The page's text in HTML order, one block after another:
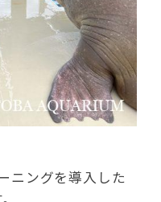
ニングを導入した